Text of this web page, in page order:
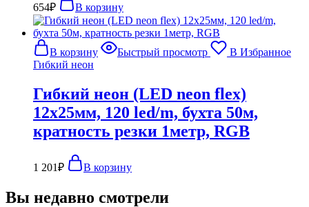
654₽ В корзину
В корзину Быстрый просмотр
В Избранное
Гибкий неон
Гибкий неон (LED neon flex)
12х25мм, 120 led/m, бухта 50м,
кратность резки 1метр, RGB
1 201₽ В корзину
Вы недавно смотрели